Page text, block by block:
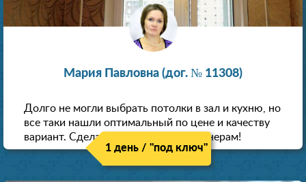
Мария Павловна (дог. № 11308)
Долго не могли выбрать потолки в зал и кухню, но
все таки нашли оптимальный по цене и качеству
вариант. Сделали скидку как пенсионерам!
1 день / "под ключ"